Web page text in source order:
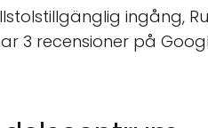
ingång,
3 recensioner på